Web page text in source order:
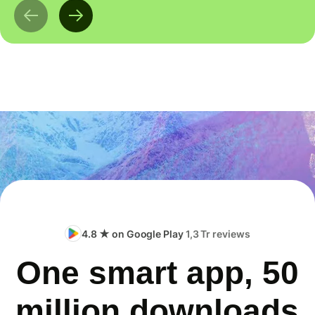
4.8 ★ on Google Play1,3 Tr reviews
One smart app, 50